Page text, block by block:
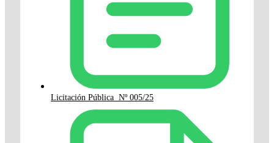
Licitación Pública Nº 005/25